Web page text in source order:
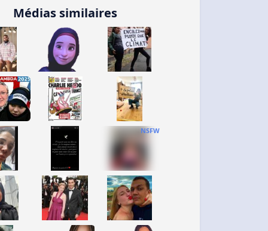
Médias similaires
NSFW